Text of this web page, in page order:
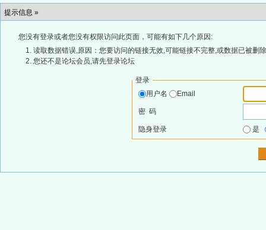
提示信息 »
您没有登录或者您没有权限访问此页面，可能有如下几个原因:
读取数据错误,原因：您要访问的链接无效,可能链接不完整,或数据已被删
您还不是论坛会员,请先登录论坛
登录
用户名
Email
密 码
隐身登录 是